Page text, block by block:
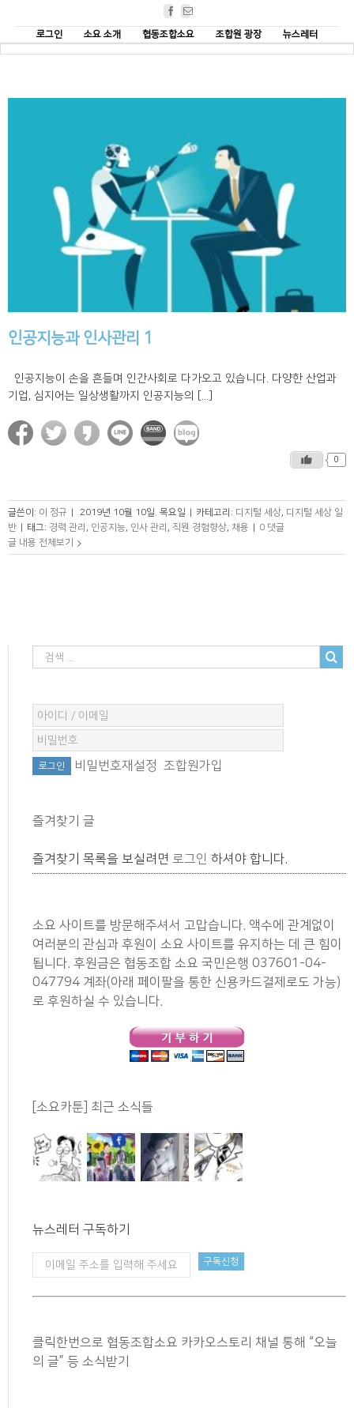
Facebook
로그인
소요 소개 협동조합소요 조합원 광장 뉴스레터
인공지능과 인사관리 1
인공지능이 손을 흔들며 인간사회로 다가오고 있습니다. 다양한 산업과
기업, 심지어는 일상생활까지 인공지능의 [...]
0
글쓴이: 이 정규 | 2019년 10월 10일. 목요일 | 카테고리: 디지털 세상, 디지털 세상 일
반 | 태그: 경력 관리 , 인공지능, 인사 관리 , 직원 경험향상, 채용 | 0 댓글
글 내용 전체보기
비밀번호재설정 조합원가입
즐겨찾기 글
즐겨찾기 목록을 보실려면 로그인 하셔야 합니다.
소요 사이트를 방문해주셔서 고맙습니다. 액수에 관계없이
여러분의 관심과 후원이 소요 사이트를 유지하는 데 큰 힘이
됩니다. 후원금은 협동조합 소요 국민은행 037601-04-
047794 계좌(아래 페이팔을 통한 신용카드결제로도 가능)
로 후원하실 수 있습니다.
[소요카툰] 최근 소식들
뉴스레터 구독하기
클릭한번으로 협동조합소요 카카오스토리 채널 통해 “오늘
의 글” 등 소식받기